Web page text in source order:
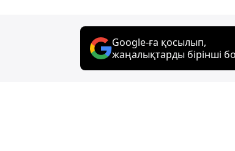
Google-ға қосылып,
жаңалықтарды бірінші